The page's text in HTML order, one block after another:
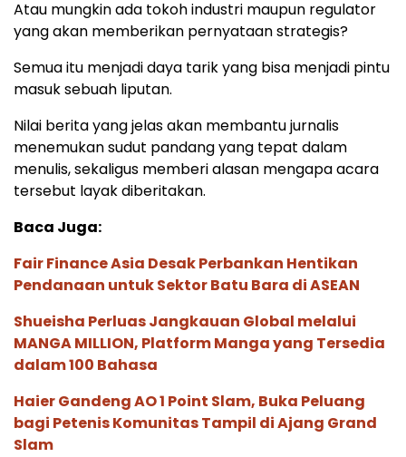
Atau mungkin ada tokoh industri maupun regulator
yang akan memberikan pernyataan strategis?
Semua itu menjadi daya tarik yang bisa menjadi pintu
masuk sebuah liputan.
Nilai berita yang jelas akan membantu jurnalis
menemukan sudut pandang yang tepat dalam
menulis, sekaligus memberi alasan mengapa acara
tersebut layak diberitakan.
Baca Juga:
Fair Finance Asia Desak Perbankan Hentikan
Pendanaan untuk Sektor Batu Bara di ASEAN
Shueisha Perluas Jangkauan Global melalui
MANGA MILLION, Platform Manga yang Tersedia
dalam 100 Bahasa
Haier Gandeng AO 1 Point Slam, Buka Peluang
bagi Petenis Komunitas Tampil di Ajang Grand
Slam